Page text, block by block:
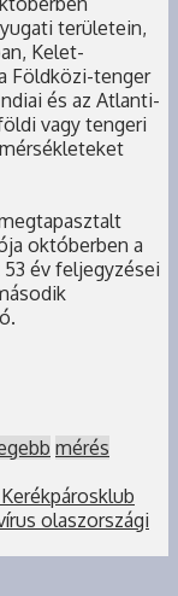
területein,
Kelet-
Földközi-tenger
és az Atlanti-
vagy tengeri
októberben a
év feljegyzései
mérés
olaszországi